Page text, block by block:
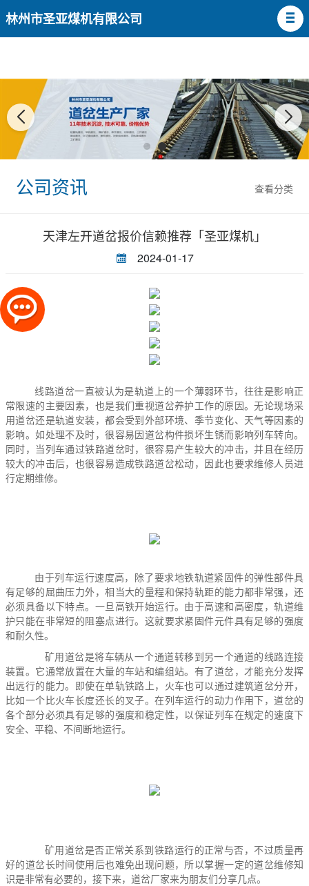
林州市圣亚煤机有限公司
查看分类
公司资讯
天津左开道岔报价信赖推荐「圣亚煤机」
2024-01-17
线路道岔一直被认为是轨道上的一个薄弱环节，往往是影响正
常限速的主要因素，也是我们重视道岔养护工作的原因。无论现场采
用道岔还是轨道安装，都会受到外部环境、季节变化、天气等因素的
影响。如处理不及时，很容易因道岔构件损坏生锈而影响列车转向。
同时，当列车通过铁路道岔时，很容易产生较大的冲击，并且在经历
较大的冲击后，也很容易造成铁路道岔松动，因此也要求维修人员进
行定期维修。
由于列车运行速度高，除了要求地铁轨道紧固件的弹性部件具
有足够的屈曲压力外，相当大的量程和保持轨距的能力都非常强，还
必须具备以下特点。一旦高铁开始运行。由于高速和高密度，轨道维
护只能在非常短的阻塞点进行。这就要求紧固件元件具有足够的强度
和耐久性。
矿用道岔是将车辆从一个通道转移到另一个通道的线路连接
装置。它通常放置在大量的车站和编组站。有了道岔，才能充分发挥
出远行的能力。即使在单轨铁路上，火车也可以通过建筑道岔分开，
比如一个比火车长度还长的叉子。在列车运行的动力作用下，道岔的
各个部分必须具有足够的强度和稳定性，以保证列车在规定的速度下
安全、平稳、不间断地运行。
矿用道岔是否正常关系到铁路运行的正常与否，不过质量再
好的道岔长时间使用后也难免出现问题，所以掌握一定的道岔维修知
识是非常有必要的，接下来，道岔厂家来为朋友们分享几点。